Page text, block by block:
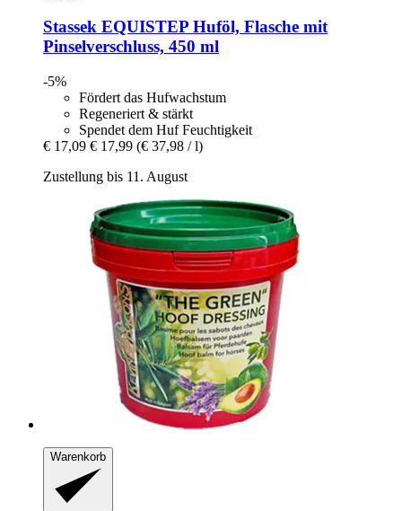
Stassek EQUISTEP Huföl, Flasche mit
Pinselverschluss, 450 ml
-5%
Fördert das Hufwachstum
Regeneriert & stärkt
Spendet dem Huf Feuchtigkeit
€ 17,09 € 17,99 (€ 37,98 / l)
Zustellung bis 11. August
Warenkorb